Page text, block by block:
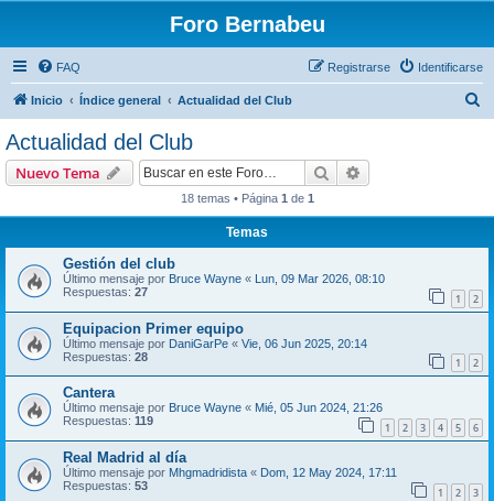
Foro Bernabeu
FAQ Identificarse
Registrarse
Inicio Índice general Actualidad del Club
Actualidad del Club
Nuevo Tema Buscar
18 temas • Página 1 de 1
Temas
Gestión del club
Último mensaje por Bruce Wayne « Lun, 09 Mar 2026, 08:10
Respuestas: 27 1 2
Equipacion Primer equipo
Último mensaje por DaniGarPe « Vie, 06 Jun 2025, 20:14
Respuestas: 28 1 2
Cantera
Último mensaje por Bruce Wayne « Mié, 05 Jun 2024, 21:26
Respuestas: 119 1 2 3 4 5 6
Real Madrid al día
Último mensaje por Mhgmadridista « Dom, 12 May 2024, 17:11
Respuestas: 53 1 2 3